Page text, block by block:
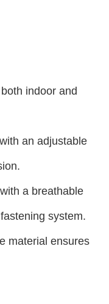
indoor and
an adjustable
a breathable
system.
material ensures